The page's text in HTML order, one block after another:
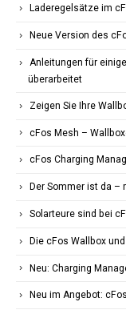
Laderegelsätze im
Neue Version des
Anleitungen für
überarbeitet
Zeigen Sie Ihre
cFos Mesh –
cFos Charging
Der Sommer ist da –
Solarteure sind bei
Die cFos Wallbox
Neu: Charging
Neu im Angebot: